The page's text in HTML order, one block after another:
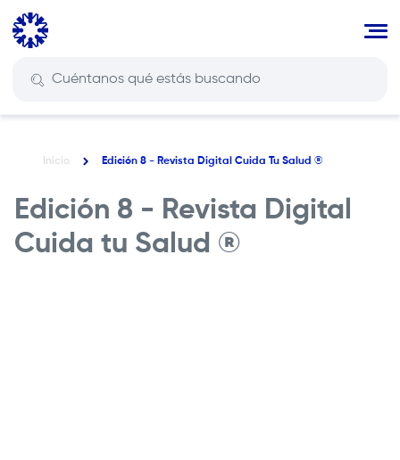
Pasar
principal
navegación
Inicio Edición 8 - Revista Digital Cuida Tu Salud ®
Edición 8 - Revista Digital
Cuida tu Salud ®